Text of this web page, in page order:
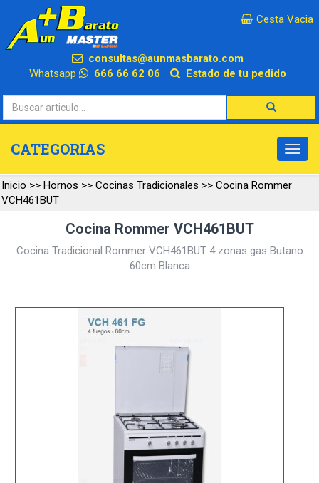
×
Cesta Vacia
consultas@aunmasbarato.com
Whatsapp
666 66 62 06 Estado de tu pedido
CATEGORIAS
Inicio >> Hornos >> Cocinas Tradicionales >> Cocina Rommer
VCH461BUT
Cocina Rommer VCH461BUT
Cocina Tradicional Rommer VCH461BUT 4 zonas gas Butano
60cm Blanca